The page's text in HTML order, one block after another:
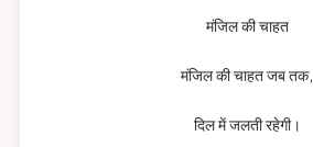
मंजिल की चाहत
मंजिल की चाहत जब तक,
दिल में जलती रहेगी।